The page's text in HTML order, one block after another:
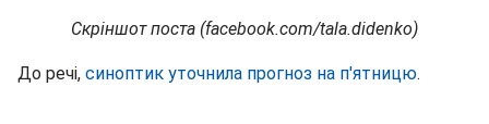
Скріншот поста (facebook.com/tala.didenko)
До речі, синоптик уточнила прогноз на п'ятницю.